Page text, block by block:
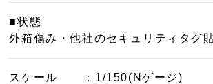
■状態
外箱傷み・他社のセキュリティタグ
スケール
：1/150(Nゲージ)